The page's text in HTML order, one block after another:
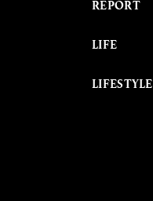
REPORT
LIFE
LIFESTYLE